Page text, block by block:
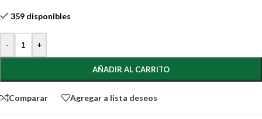
359 disponibles
- +
AÑADIR AL CARRITO
Comparar Agregar a lista deseos